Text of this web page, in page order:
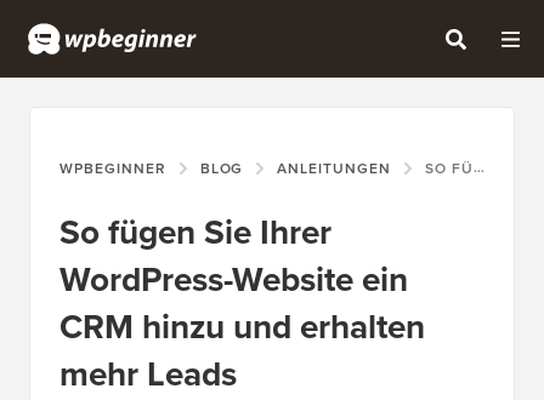
WPBEGINNER BLOG ANLEITUNGEN SO FÜGEN SIE IHRER WORDPRESS-WEBSITE EIN CRM HINZU UND ERHALTEN MEHR LEADS
So fügen Sie Ihrer
WordPress-Website ein
CRM hinzu und erhalten
mehr Leads